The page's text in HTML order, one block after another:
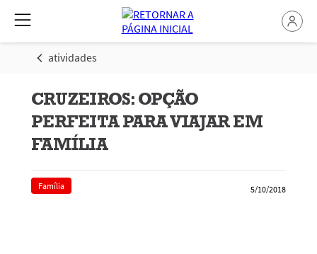
atividades
CRUZEIROS: OPÇÃO
PERFEITA PARA VIAJAR EM
FAMÍLIA
Família 5/10/2018